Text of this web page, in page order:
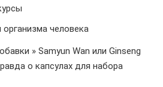
человека
» Samyun Wan или Ginseng
о капсулах для набора